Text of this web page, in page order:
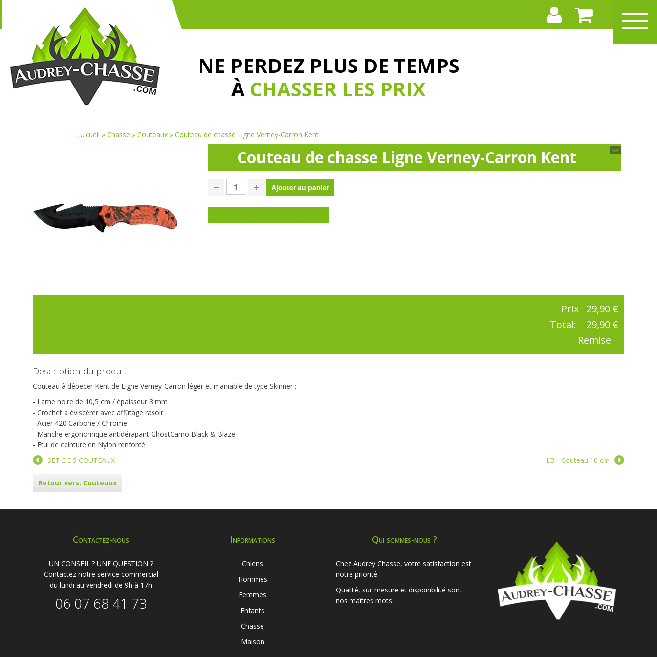
NE PERDEZ PLUS DE TEMPS
À CHASSER LES PRIX
Accueil »Chasse »Couteaux »Couteau de chasse Ligne Verney-Carron Kent
Couteau de chasse Ligne Verney-Carron Kent
Prix
29,90 €
Total:
29,90 €
Remise
Description du produit
Couteau à dépecer Kent de Ligne Verney-Carron léger et maniable de type Skinner :
- Lame noire de 10,5 cm / épaisseur 3 mm
- Crochet à éviscérer avec affûtage rasoir
- Acier 420 Carbone / Chrome
- Manche ergonomique antidérapant GhostCamo Black & Blaze
- Etui de ceinture en Nylon renforcé
LB - Couteau 10 cm
SET DE 5 COUTEAUX
Retour vers: Couteaux
Contactez-nous
UN CONSEIL ? UNE QUESTION ?
Contactez notre service commercial
du lundi au vendredi de 9h à 17h
06 07 68 41 73
Informations
Chiens
Hommes
Femmes
Enfants
Chasse
Maison
Qui sommes-nous ?
Chez Audrey Chasse, votre satisfaction est
notre priorité.
Qualité, sur-mesure et disponibilité sont
nos maîtres mots.